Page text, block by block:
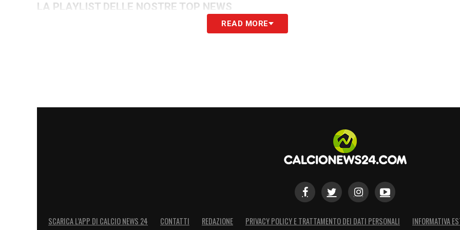
LA PLAYLIST DELLE NOSTRE TOP NEWS
READ MORE
SCARICA L’APP DI CALCIO NEWS 24 CONTATTI REDAZIONE PRIVACY POLICY E TRATTAMENTO DEI DATI PERSONALI INFORMATIVA